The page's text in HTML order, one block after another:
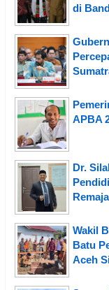
di
APBA
Dr.
Wakil
Batu
Aceh